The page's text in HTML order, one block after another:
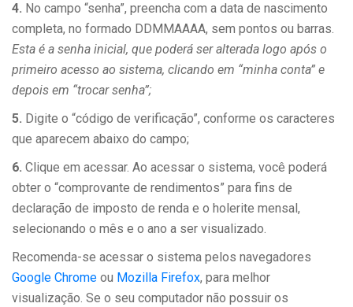
4. No campo “senha”, preencha com a data de nascimento
completa, no formado DDMMAAAA, sem pontos ou barras.
Esta é a senha inicial, que poderá ser alterada logo após o
primeiro acesso ao sistema, clicando em “minha conta” e
depois em “trocar senha”;
5. Digite o “código de verificação”, conforme os caracteres
que aparecem abaixo do campo;
6. Clique em acessar. Ao acessar o sistema, você poderá
obter o “comprovante de rendimentos” para fins de
declaração de imposto de renda e o holerite mensal,
selecionando o mês e o ano a ser visualizado.
Recomenda-se acessar o sistema pelos navegadores
Google Chrome ou Mozilla Firefox, para melhor
visualização. Se o seu computador não possuir os